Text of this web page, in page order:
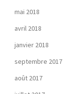
mai 2018
avril 2018
janvier 2018
septembre 2017
août 2017